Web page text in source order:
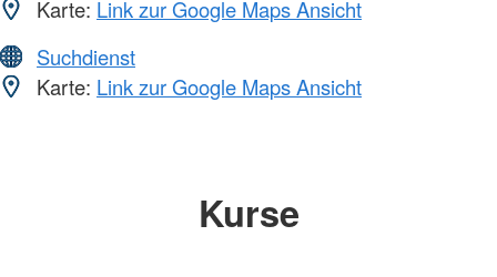
Karte: Link zur Google Maps Ansicht
Suchdienst
Karte: Link zur Google Maps Ansicht
Kurse